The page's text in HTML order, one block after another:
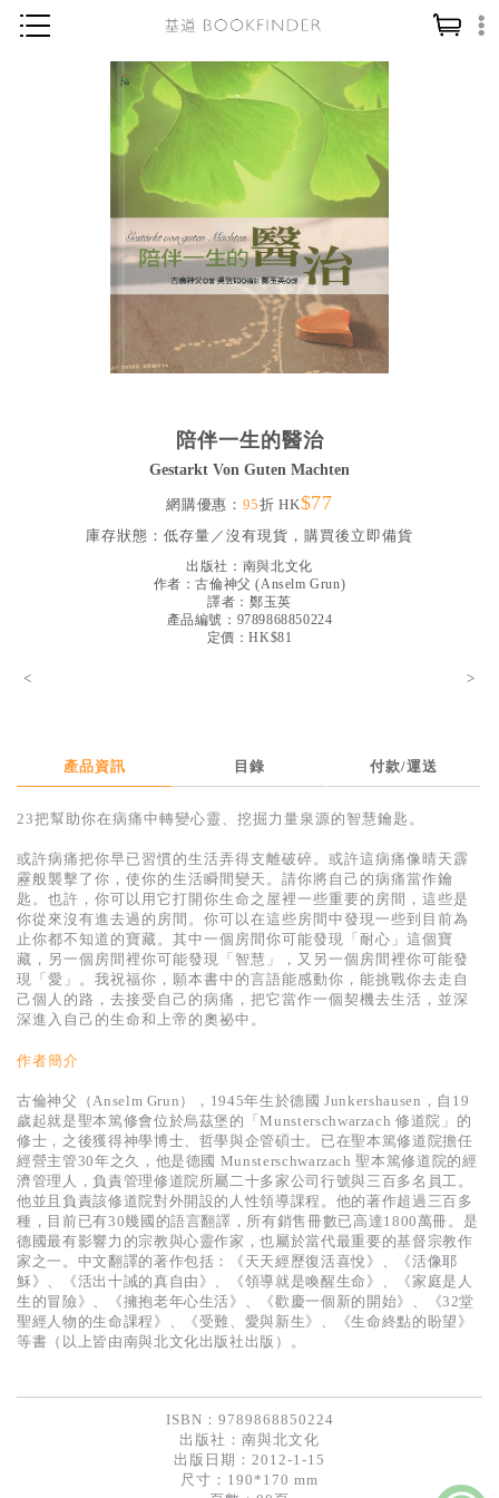
神學／教義
讀經／研經
聖經
信仰入門
教會歷史
靈修／禱告
教會事工
哲學／宗教比較
得獎作品推介
英文二手書
精選英文書
電子書
基道 Top 50
陪伴一生的醫治
Gestarkt Von Guten Machten
網購優惠： 95折 HK$77
庫存狀態： 低存量／沒有現貨，購買後立即備貨
出版社： 南與北文化
作者：古倫神父 (Anselm Grun)
譯者： 鄭玉英
產品編號：9789868850224
定價：HK$81
< >
產品資訊 目錄 付款/運送
23把幫助你在病痛中轉變心靈、挖掘力量泉源的智慧鑰匙。
或許病痛把你早已習慣的生活弄得支離破碎。或許這病痛像晴天霹
靂般襲擊了你，使你的生活瞬間變天。請你將自己的病痛當作鑰
匙。也許，你可以用它打開你生命之屋裡一些重要的房間，這些是
你從來沒有進去過的房間。你可以在這些房間中發現一些到目前為
止你都不知道的寶藏。其中一個房間你可能發現「耐心」這個寶
藏，另一個房間裡你可能發現「智慧」，又另一個房間裡你可能發
現「愛」。我祝福你，願本書中的言語能感動你，能挑戰你去走自
己個人的路，去接受自己的病痛，把它當作一個契機去生活，並深
深進入自己的生命和上帝的奧祕中。
作者簡介
古倫神父（Anselm Grun），1945年生於德國 Junkershausen，自19
歲起就是聖本篤修會位於烏茲堡的「Munsterschwarzach 修道院」的
修士，之後獲得神學博士、哲學與企管碩士。已在聖本篤修道院擔任
經營主管30年之久，他是德國 Munsterschwarzach 聖本篤修道院的經
濟管理人，負責管理修道院所屬二十多家公司行號與三百多名員工。
他並且負責該修道院對外開設的人性領導課程。他的著作超過三百多
種，目前已有30幾國的語言翻譯，所有銷售冊數已高達1800萬冊。是
德國最有影響力的宗教與心靈作家，也屬於當代最重要的基督宗教作
家之一。中文翻譯的著作包括：《天天經歷復活喜悅》、《活像耶
穌》、《活出十誡的真自由》、《領導就是喚醒生命》、《家庭是人
生的冒險》、《擁抱老年心生活》、《歡慶一個新的開始》、《32堂
聖經人物的生命課程》、《受難、愛與新生》、《生命終點的盼望》
等書（以上皆由南與北文化出版社出版）。
ISBN：9789868850224
出版社： 南與北文化
出版日期：2012-1-15
尺寸：190*170 mm